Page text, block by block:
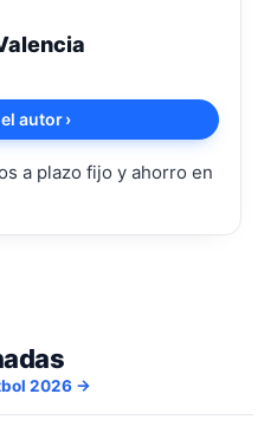
autor›
a plazo fijo y ahorro en
2026 →